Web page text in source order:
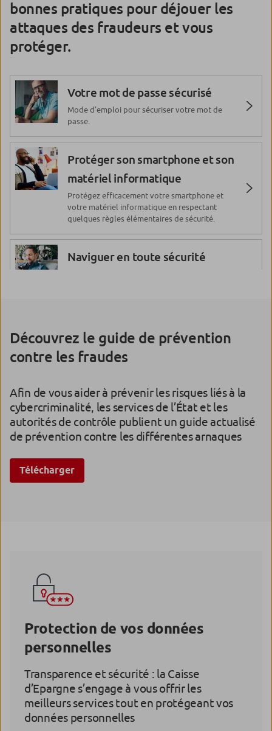
plus courantes et sur les solutions pour s’en
protéger.
Comment récupérer votre mot
de passe pour accéder à vos
entrepreneur individuel, vous pouvez récupérer
ou l’application mobile Caisse d’Epargne.
Essayez de vous connecter à votre espace
personnel et vous serez guidé pour récupérer
Protéger ses données
personnelles
En matière de protection des données, les
menaces sont nombreuses. La Caisse d’Epargne
vos données personnelles.
bonnes pratiques pour déjouer les
attaques des fraudeurs et vous
protéger.
Votre mot de passe sécurisé
Mode d’emploi pour sécuriser votre mot de
passe.
Protéger son smartphone et son
matériel informatique
Protégez efficacement votre smartphone et
votre matériel informatique en respectant
quelques règles élémentaires de sécurité.
Naviguer en toute sécurité
Utiliser sa CB en toute sécurité
Acceptée dans de nombreux commerces ou sur
internet, la carte bancaire est l’un des moyens
respecter quelques règles de sécurité.
Découvrez le guide de prévention
contre les fraudes
Afin de vous aider à prévenir les risques liés à la
cybercriminalité, les services de l’État et les
autorités de contrôle publient un guide actualisé
de prévention contre les différentes arnaques
Télécharger
Protection de vos données
personnelles
Transparence et sécurité : la Caisse
d’Epargne s’engage à vous offrir les
meilleurs services tout en protégeant vos
données personnelles